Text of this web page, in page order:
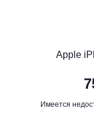
Apple
Имеется